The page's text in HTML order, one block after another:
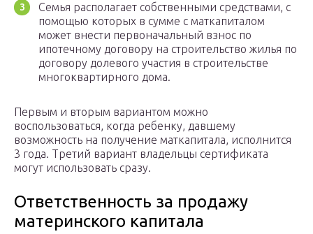
Семья располагает собственными средствами, с
помощью которых в сумме с маткапиталом
может внести первоначальный взнос по
ипотечному договору на строительство жилья по
договору долевого участия в строительстве
многоквартирного дома.
Первым и вторым вариантом можно
воспользоваться, когда ребенку, давшему
возможность на получение маткапитала, исполнится
3 года. Третий вариант владельцы сертификата
могут использовать сразу.
Ответственность за продажу
материнского капитала